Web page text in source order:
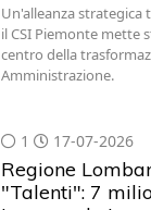
Un'alleanza strategica
il CSI Piemonte mette
centro della
Amministrazione.
1 17-07-2026
Regione
"Talenti": 7